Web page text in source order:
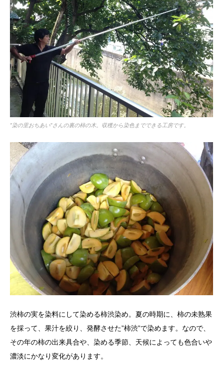
”染の里おちあい”さんの裏の柿の木。収穫から染色までできる工房です。
渋柿の実を染料にして染める柿渋染め。夏の時期に、柿の未熟果
を採って、果汁を絞り、発酵させた”柿渋”で染めます。なので、
その年の柿の出来具合や、染める季節、天候によっても色合いや
濃淡にかなり変化があります。